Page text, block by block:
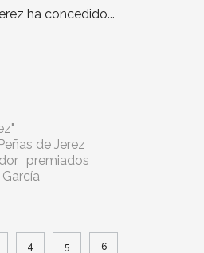
ha concedido
de Jerez
premiados
4 5 6